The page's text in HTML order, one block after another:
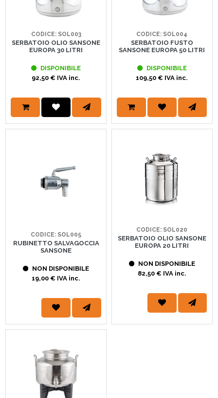
CODICE: SOL003
SERBATOIO OLIO SANSONE
EUROPA 30 LITRI
DISPONIBILE
92,50 € IVA inc.
CODICE: SOL004
SERBATOIO FUSTO
SANSONE EUROPA 50 LITRI
DISPONIBILE
109,50 € IVA inc.
CODICE: SOL005
RUBINETTO SALVAGOCCIA
SANSONE
NON DISPONIBILE
19,00 € IVA inc.
CODICE: SOL020
SERBATOIO OLIO SANSONE
EUROPA 20 LITRI
NON DISPONIBILE
82,50 € IVA inc.